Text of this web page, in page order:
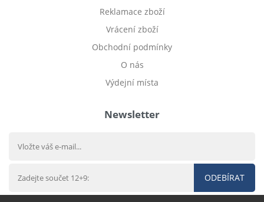
Reklamace zboží
Vrácení zboží
Obchodní podmínky
O nás
Výdejní místa
Newsletter
ODEBÍRAT